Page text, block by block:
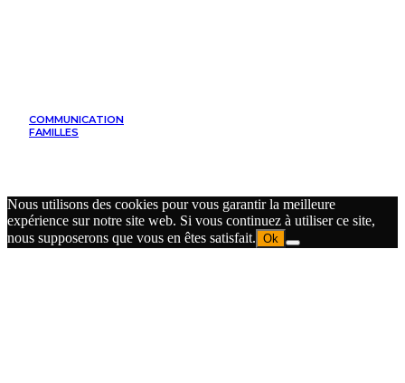
COMMUNICATION
FAMILLES
Nous utilisons des cookies pour vous garantir la meilleure
expérience sur notre site web. Si vous continuez à utiliser ce site,
nous supposerons que vous en êtes satisfait. Ok